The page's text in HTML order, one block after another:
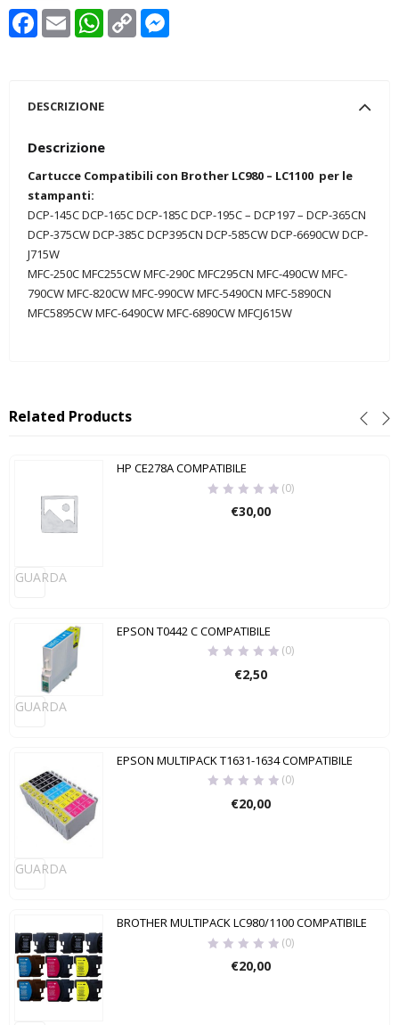
Facebook
Email WhatsApp
Copy
Link
DESCRIZIONE
Descrizione
Cartucce Compatibili con Brother LC980 – LC1100 per le
stampanti:
DCP-145C DCP-165C DCP-185C DCP-195C – DCP197 – DCP-365CN
DCP-375CW DCP-385C DCP395CN DCP-585CW DCP-6690CW DCP-
J715W
MFC-250C MFC255CW MFC-290C MFC295CN MFC-490CW MFC-
790CW MFC-820CW MFC-990CW MFC-5490CN MFC-5890CN
MFC5895CW MFC-6490CW MFC-6890CW MFCJ615W
Related Products
GUARDA
HP CE278A COMPATIBILE
(0)
€30,00
GUARDA
EPSON T0442 C COMPATIBILE
(0)
€2,50
GUARDA
EPSON MULTIPACK T1631-1634 COMPATIBILE
(0)
€20,00
BROTHER MULTIPACK LC980/1100 COMPATIBILE
(0)
€20,00